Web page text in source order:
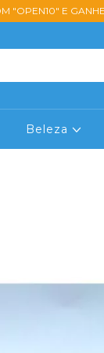
"OPEN10" E
Beleza